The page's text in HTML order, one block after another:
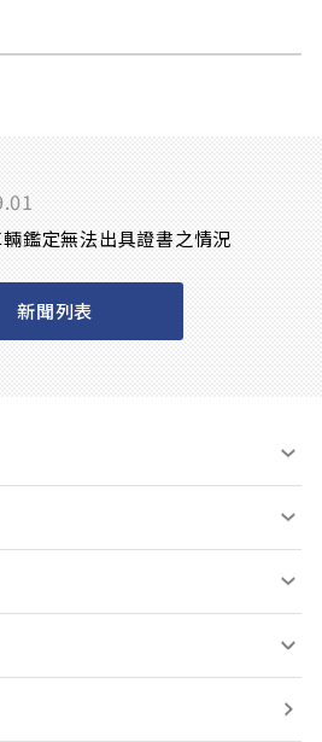
輛鑑定無法出具證書之情況
新聞列表